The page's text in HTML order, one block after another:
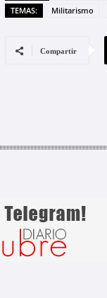
TEMAS:
Militarismo
Compartir